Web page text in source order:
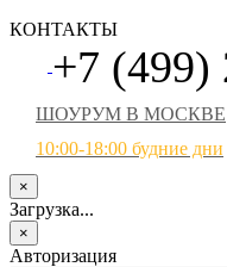
КОНТАКТЫ
+7 (499)
ШОУРУМ В МОСКВЕ
10:00-18:00 будние дни
×
Загрузка...
×
Авторизация